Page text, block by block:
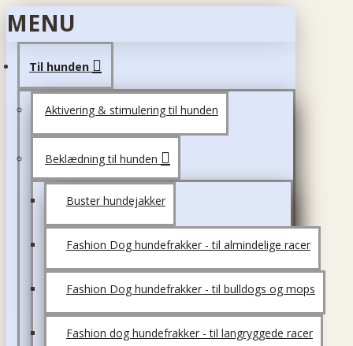
MENU
Til hunden
Aktivering & stimulering til hunden
Beklædning til hunden
Buster hundejakker
Fashion Dog hundefrakker - til almindelige racer
Fashion Dog hundefrakker - til bulldogs og mops
Fashion dog hundefrakker - til langryggede racer